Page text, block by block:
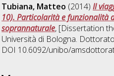
Tubiana, Matteo (2014)Il
10). Particolarità e funzionalità
soprannaturale, [Dissertation
Università di Bologna.
DOI 10.6092/unibo/